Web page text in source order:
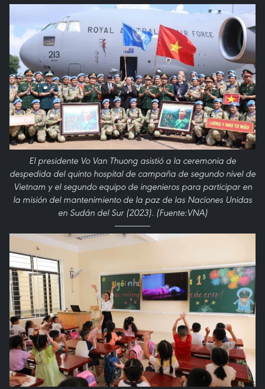
El presidente Vo Van Thuong asistió a la ceremonia de
despedida del quinto hospital de campaña de segundo nivel de
Vietnam y el segundo equipo de ingenieros para participar en
la misión del mantenimiento de la paz de las Naciones Unidas
en Sudán del Sur (2023). (Fuente:VNA)